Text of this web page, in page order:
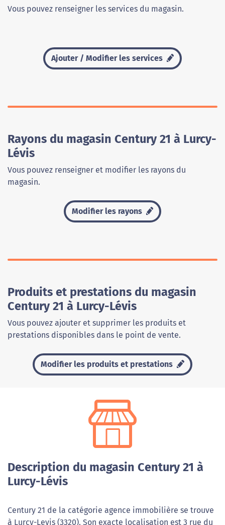
Vous pouvez renseigner les services du magasin.
Ajouter / Modifier les services
Rayons du magasin Century 21 à Lurcy-
Lévis
Vous pouvez renseigner et modifier les rayons du
magasin.
Modifier les rayons
Produits et prestations du magasin
Century 21 à Lurcy-Lévis
Vous pouvez ajouter et supprimer les produits et
prestations disponibles dans le point de vente.
Modifier les produits et prestations
Description du magasin Century 21 à
Lurcy-Lévis
Century 21 de la catégorie agence immobilière se trouve
à Lurcy-Levis (3320). Son exacte localisation est 3 rue du